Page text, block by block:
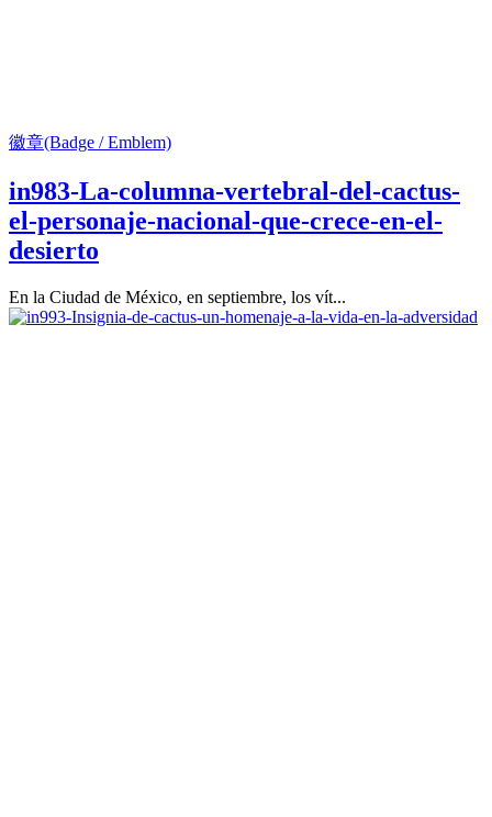
徽章(Badge / Emblem)
in983-La-columna-vertebral-del-cactus-
el-personaje-nacional-que-crece-en-el-
desierto
En la Ciudad de México, en septiembre, los vít...